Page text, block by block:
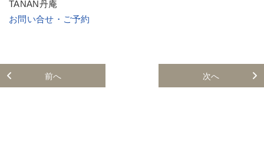
TANAN丹庵
お問い合せ・ご予約
前へ 次へ